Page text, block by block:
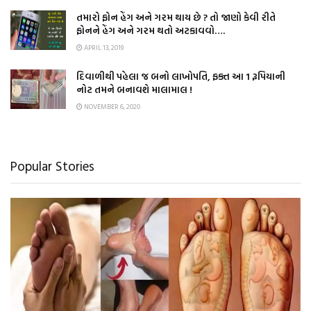
તમારો ફોન હેંગ અને ગરમ થાય છે ? તો જાણો કેવી રીતે
ફોનને હેંગ અને ગરમ થતો અટકાવવો….
APRIL 13, 2019
દિવાળીથી પહેલા જ બનો લાખોપતિ, ફક્ત આ 1 રૂપિયાની
નોટ તમને બનાવશે માલામાલ !
NOVEMBER 6, 2020
Popular Stories